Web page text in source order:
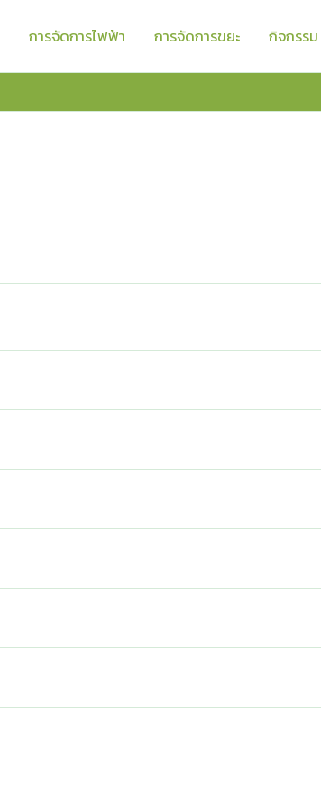
การจัดการไฟฟ้า การจัดการขยะ กิจกรรม